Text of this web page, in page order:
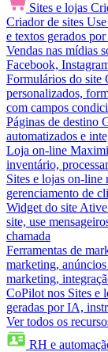
Sites e lojas
Criador de sites
e textos gerados
Vendas nas mídias
Facebook,
Formulários do site
personalizados,
com campos
Páginas de destino
automatizados e
Loja on-line
inventário,
Sites e lojas on-line
gerenciamento de
Widget do site Ative
site, use
chamada
Ferramentas de
marketing,
marketing,
CoPilot nos Sites e
geradas por IA,
Ver todos os
RH e